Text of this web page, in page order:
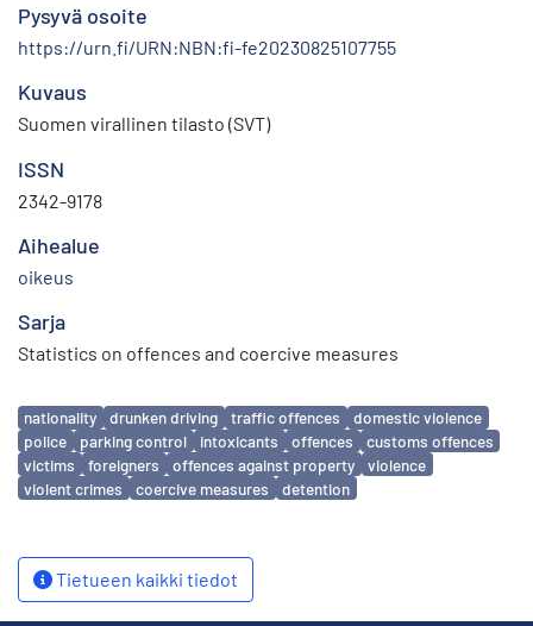
Pysyvä osoite
https://urn.fi/URN:NBN:fi-fe20230825107755
Kuvaus
Suomen virallinen tilasto (SVT)
ISSN
2342-9178
Aihealue
oikeus
Sarja
Statistics on offences and coercive measures
Avainsanat
nationality drunken driving traffic offences
domestic violence
police
parking control intoxicants offences
customs offences
victims
foreigners offences against property
violence
violent crimes
coercive measures detention
Tietueen kaikki tiedot